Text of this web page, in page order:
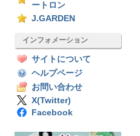
ートロン
J.GARDEN
インフォメーション
サイトについて
ヘルプページ
お問い合わせ
X(Twitter)
Facebook